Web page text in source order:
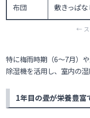
布団 敷きっぱ
特に梅雨時期（6〜7月）
除湿機を活用し、室内の湿
1年目の畳が栄養豊富